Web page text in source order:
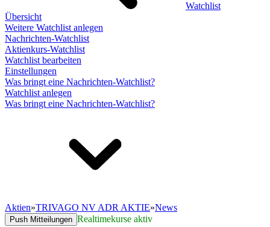
Watchlist
Übersicht
Weitere Watchlist anlegen
Nachrichten-Watchlist
Aktienkurs-Watchlist
Watchlist bearbeiten
Einstellungen
Was bringt eine Nachrichten-Watchlist?
Watchlist anlegen
Was bringt eine Nachrichten-Watchlist?
Aktien»TRIVAGO NV ADR AKTIE»News
Push Mitteilungen Realtimekurse aktiv